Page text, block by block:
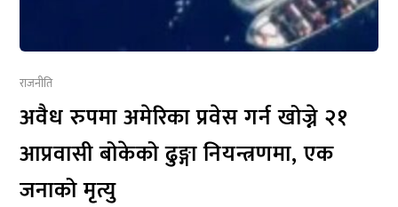
राजनीति
अवैध रुपमा अमेरिका प्रवेस गर्न खोज्ने २१
आप्रवासी बोकेको ढुङ्गा नियन्त्रणमा, एक
जनाको मृत्यु